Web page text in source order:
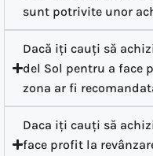
sunt potrivite unor
Dacă iți cauți să
del Sol pentru a face
zona ar fi
Daca iți cauți să
face profit la